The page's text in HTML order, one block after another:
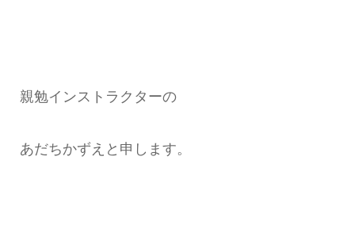
親勉インストラクターの
あだちかずえと申します。